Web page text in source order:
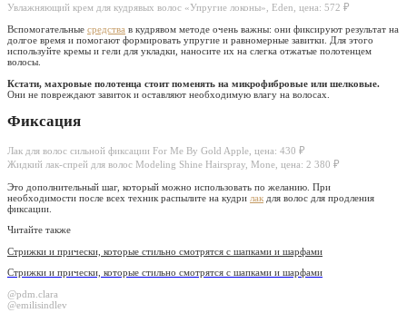
Увлажняющий крем для кудрявых волос «Упругие локоны», Eden, цена: 572 ₽
Вспомогательные средства в кудрявом методе очень важны: они фиксируют результат на
долгое время и помогают формировать упругие и равномерные завитки. Для этого
используйте кремы и гели для укладки, наносите их на слегка отжатые полотенцем
волосы.
Кстати, махровые полотенца стоит поменять на микрофибровые или шелковые.
Они не повреждают завиток и оставляют необходимую влагу на волосах.
Фиксация
Лак для волос сильной фиксации For Me By Gold Apple, цена: 430 ₽
Жидкий лак-спрей для волос Modeling Shine Hairspray, Mone, цена: 2 380 ₽
Это дополнительный шаг, который можно использовать по желанию. При
необходимости после всех техник распылите на кудри лак для волос для продления
фиксации.
Читайте также
Стрижки и прически, которые стильно смотрятся с шапками и шарфами
Стрижки и прически, которые стильно смотрятся с шапками и шарфами
@pdm.clara
@emilisindlev